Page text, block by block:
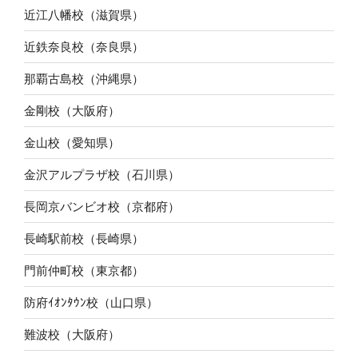
近江八幡校（滋賀県）
近鉄奈良校（奈良県）
那覇古島校（沖縄県）
金剛校（大阪府）
金山校（愛知県）
金沢アルプラザ校（石川県）
長岡京バンビオ校（京都府）
長崎駅前校（長崎県）
門前仲町校（東京都）
防府ｲｵﾝﾀｳﾝ校（山口県）
難波校（大阪府）